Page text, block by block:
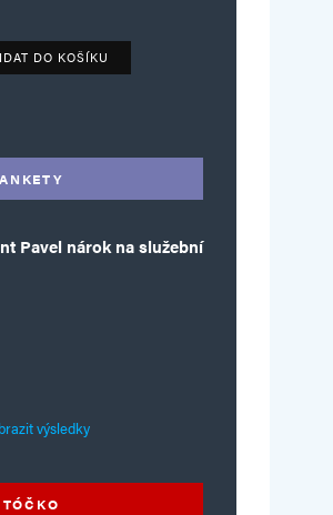
reklam množství
DO KOŠÍKU
ANKETY
Pavel nárok na služební
výsledky
TÓČKO